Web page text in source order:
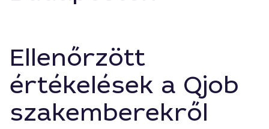
Ellenőrzött
értékelések a Qjob
szakemberekről